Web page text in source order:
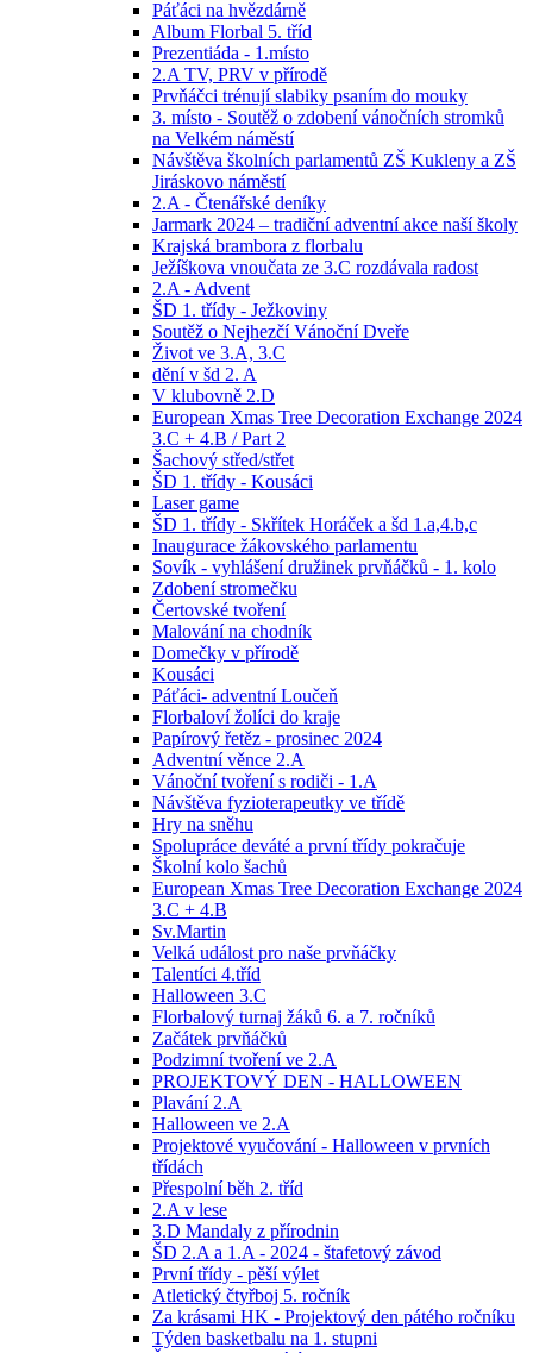
Páťáci na hvězdárně
Album Florbal 5. tříd
Prezentiáda - 1.místo
2.A TV, PRV v přírodě
Prvňáčci trénují slabiky psaním do mouky
3. místo - Soutěž o zdobení vánočních stromků
na Velkém náměstí
Návštěva školních parlamentů ZŠ Kukleny a ZŠ
Jiráskovo náměstí
2.A - Čtenářské deníky
Jarmark 2024 – tradiční adventní akce naší školy
Krajská brambora z florbalu
Ježíškova vnoučata ze 3.C rozdávala radost
2.A - Advent
ŠD 1. třídy - Ježkoviny
Soutěž o Nejhezčí Vánoční Dveře
Život ve 3.A, 3.C
dění v šd 2. A
V klubovně 2.D
European Xmas Tree Decoration Exchange 2024
3.C + 4.B / Part 2
Šachový střed/střet
ŠD 1. třídy - Kousáci
Laser game
ŠD 1. třídy - Skřítek Horáček a šd 1.a,4.b,c
Inaugurace žákovského parlamentu
Sovík - vyhlášení družinek prvňáčků - 1. kolo
Zdobení stromečku
Čertovské tvoření
Malování na chodník
Domečky v přírodě
Kousáci
Páťáci- adventní Loučeň
Florbaloví žolíci do kraje
Papírový řetěz - prosinec 2024
Adventní věnce 2.A
Vánoční tvoření s rodiči - 1.A
Návštěva fyzioterapeutky ve třídě
Hry na sněhu
Spolupráce deváté a první třídy pokračuje
Školní kolo šachů
European Xmas Tree Decoration Exchange 2024
3.C + 4.B
Sv.Martin
Velká událost pro naše prvňáčky
Talentíci 4.tříd
Halloween 3.C
Florbalový turnaj žáků 6. a 7. ročníků
Začátek prvňáčků
Podzimní tvoření ve 2.A
PROJEKTOVÝ DEN - HALLOWEEN
Plavání 2.A
Halloween ve 2.A
Projektové vyučování - Halloween v prvních
třídách
Přespolní běh 2. tříd
2.A v lese
3.D Mandaly z přírodnin
ŠD 2.A a 1.A - 2024 - štafetový závod
První třídy - pěší výlet
Atletický čtyřboj 5. ročník
Za krásami HK - Projektový den pátého ročníku
Týden basketbalu na 1. stupni